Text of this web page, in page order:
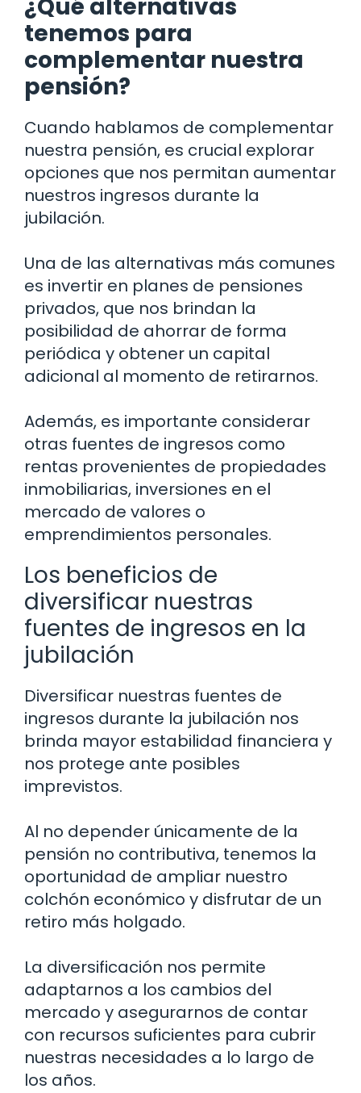
¿Qué alternativas
tenemos para
complementar nuestra
pensión?
Cuando hablamos de complementar
nuestra pensión, es crucial explorar
opciones que nos permitan aumentar
nuestros ingresos durante la
jubilación.
Una de las alternativas más comunes
es invertir en planes de pensiones
privados, que nos brindan la
posibilidad de ahorrar de forma
periódica y obtener un capital
adicional al momento de retirarnos.
Además, es importante considerar
otras fuentes de ingresos como
rentas provenientes de propiedades
inmobiliarias, inversiones en el
mercado de valores o
emprendimientos personales.
Los beneficios de
diversificar nuestras
fuentes de ingresos en la
jubilación
Diversificar nuestras fuentes de
ingresos durante la jubilación nos
brinda mayor estabilidad financiera y
nos protege ante posibles
imprevistos.
Al no depender únicamente de la
pensión no contributiva, tenemos la
oportunidad de ampliar nuestro
colchón económico y disfrutar de un
retiro más holgado.
La diversificación nos permite
adaptarnos a los cambios del
mercado y asegurarnos de contar
con recursos suficientes para cubrir
nuestras necesidades a lo largo de
los años.